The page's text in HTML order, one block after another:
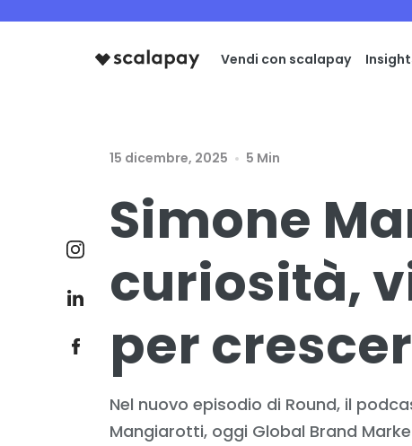
Vendi con scalapay
15 dicembre, 2025 5 Min
Simone
curiosità,
per
Nel nuovo episodio di Round, il
Mangiarotti, oggi Global Brand